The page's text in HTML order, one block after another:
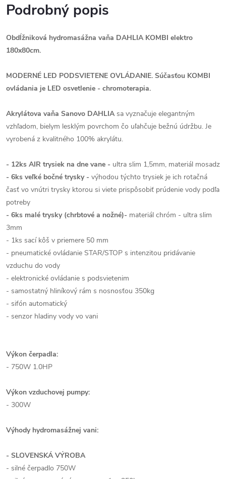
Podrobný popis
Obdĺžniková hydromasážna vaňa DAHLIA KOMBI elektro
180x80cm.
MODERNÉ LED PODSVIETENE OVLÁDANIE. Súčasťou KOMBI
ovládania je LED osvetlenie - chromoterapia.
Akrylátova vaňa Sanovo DAHLIAsa vyznačuje elegantným
vzhľadom, bielym lesklým povrchom čo uľahčuje bežnú údržbu. Je
vyrobená z kvalitného 100% akrylátu.
- 12ks AIR trysiek na dne vane - ultra slim 1,5mm, materiál mosadz
- 6ks veľké bočné trysky - výhodou týchto trysiek je ich rotačná
časť vo vnútri trysky ktorou si viete prispôsobiť prúdenie vody podľa
potreby
- 6ks malé trysky (chrbtové a nožné)- materiál chróm - ultra slim
3mm
- 1ks sací kôš v priemere 50 mm
- pneumatické ovládanie STAR/STOP s intenzitou pridávanie
vzduchu do vody
- elektronické ovládanie s podsvietenim
- samostatný hliníkový rám s nosnosťou 350kg
- sifón automatický
- senzor hladiny vody vo vani
Výkon čerpadla:
- 750W 1.0HP
Výkon vzduchovej pumpy:
- 300W
Výhody hydromasážnej vani:
- SLOVENSKÁ VÝROBA
- silné čerpadlo 750W